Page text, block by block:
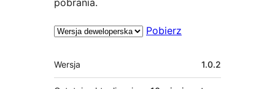
Pobierz
Meta
Wersja 1.0.2